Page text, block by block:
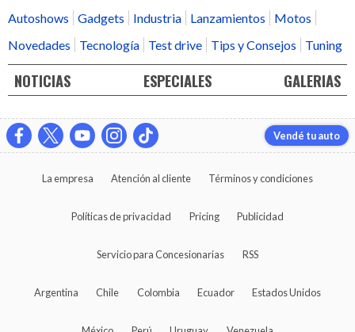
Autoshows
Gadgets Industria Lanzamientos
Motos
Novedades
Tecnología Test drive Tips y Consejos Tuning
NOTICIAS ESPECIALES GALERIAS
Vendé tu auto
La empresa Atención al cliente Términos y condiciones
Políticas de privacidad Pricing Publicidad
Servicio para Concesionarias RSS
Argentina Chile Colombia Ecuador Estados Unidos